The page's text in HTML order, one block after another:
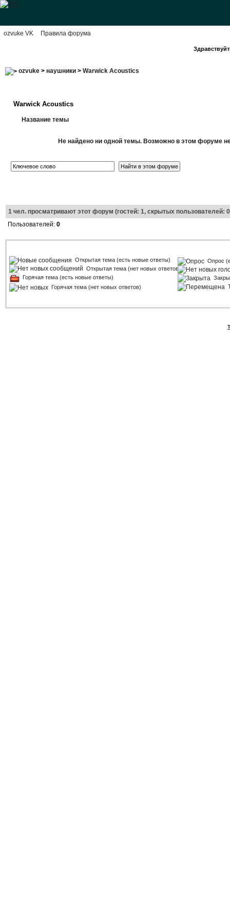
ozvuke VK Правила форума
ozvuke> наушники> Warwick Acoustics
Warwick Acoustics
Название темы
Не найдено ни одной темы. Возможно в этом форуме
1чел. просматривают этот форум (гостей: 1, скрытых пользователей:
Пользователей: 0
Открытая тема (есть новые ответы)
Открытая тема (нет новых ответов)
Горячая тема (есть новые ответы)
Горячая тема (нет новых ответов)
Опрос